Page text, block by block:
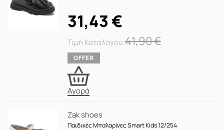
41,90€
31,43 €
Αγορά
Zak shoes
Παιδικές Μπαλαρίνες Smart Kids 12/254